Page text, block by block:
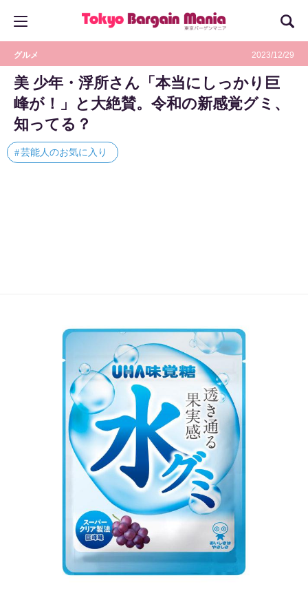
グルメ 2023/12/29
美 少年・浮所さん「本当にしっかり巨
峰が！」と大絶賛。令和の新感覚グミ、
知ってる？
芸能人のお気に入り